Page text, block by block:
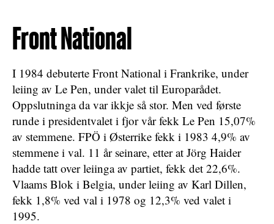
Front National
I 1984 debuterte Front National i Frankrike, under
leiing av Le Pen, under valet til Europarådet.
Oppslutninga da var ikkje så stor. Men ved første
runde i presidentvalet i fjor vår fekk Le Pen 15,07%
av stemmene. FPÖ i Østerrike fekk i 1983 4,9% av
stemmene i val. 11 år seinare, etter at Jörg Haider
hadde tatt over leiinga av partiet, fekk det 22,6%.
Vlaams Blok i Belgia, under leiing av Karl Dillen,
fekk 1,8% ved val i 1978 og 12,3% ved valet i
1995.